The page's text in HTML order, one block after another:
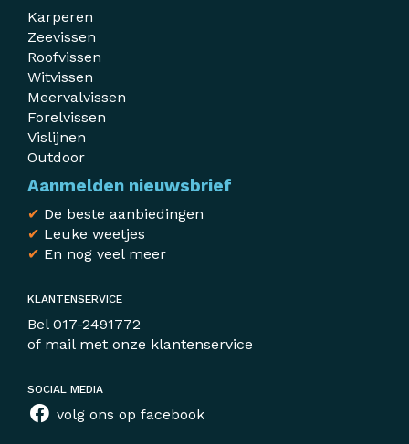
Karperen
Zeevissen
Roofvissen
Witvissen
Meervalvissen
Forelvissen
Vislijnen
Outdoor
Aanmelden nieuwsbrief
✔ De beste aanbiedingen
✔ Leuke weetjes
✔ En nog veel meer
KLANTENSERVICE
Bel 017-2491772
of mail met onze klantenservice
SOCIAL MEDIA
volg ons op facebook